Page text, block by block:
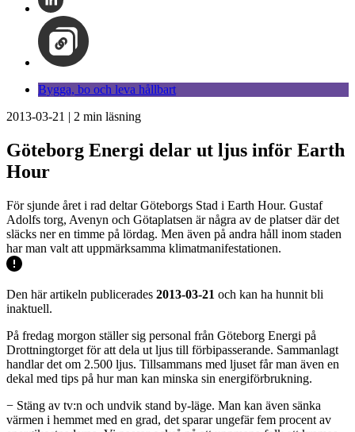
Bygga, bo och leva hållbart
2013-03-21 | 2 min läsning
Göteborg Energi delar ut ljus inför Earth
Hour
För sjunde året i rad deltar Göteborgs Stad i Earth Hour. Gustaf
Adolfs torg, Avenyn och Götaplatsen är några av de platser där det
släcks ner en timme på lördag. Men även på andra håll inom staden
har man valt att uppmärksamma klimatmanifestationen.
Den här artikeln publicerades 2013-03-21 och kan ha hunnit bli
inaktuell.
På fredag morgon ställer sig personal från Göteborg Energi på
Drottningtorget för att dela ut ljus till förbipasserande. Sammanlagt
handlar det om 2.500 ljus. Tillsammans med ljuset får man även en
dekal med tips på hur man kan minska sin energiförbrukning.
− Stäng av tv:n och undvik stand by-läge. Man kan även sänka
värmen i hemmet med en grad, det sparar ungefär fem procent av